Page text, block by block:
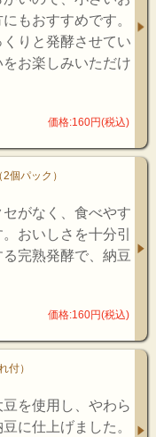
もおすすめです。
りと発酵させてい
お楽しみいただけ
価格:160円(税込)
個パック）
がなく、食べやす
おいしさを十分引
完熟発酵で、納豆
価格:160円(税込)
付）
を使用し、やわら
に仕上げました。